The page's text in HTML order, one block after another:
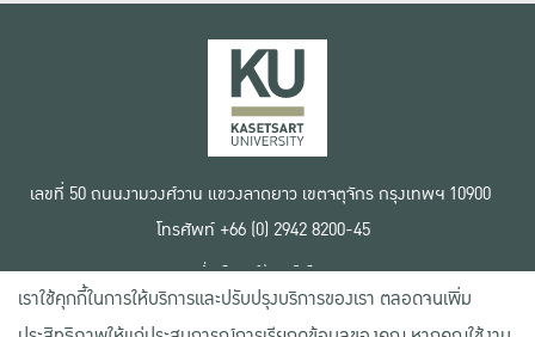
เลขที่ 50 ถนนงามวงศ์วาน แขวงลาดยาว เขตจตุจักร กรุงเทพฯ 10900
โทรศัพท์ +66 (0) 2942 8200-45
เงื่อนไขการใช้งานเว็บไซต์
ข้อตกลงด้านสิทธิ์ใช้งาน
นโยบายความเป็นส่วนตัว
เราใช้คุกกี้ในการให้บริการและปรับปรุงบริการของเรา ตลอดจนเพิ่ม